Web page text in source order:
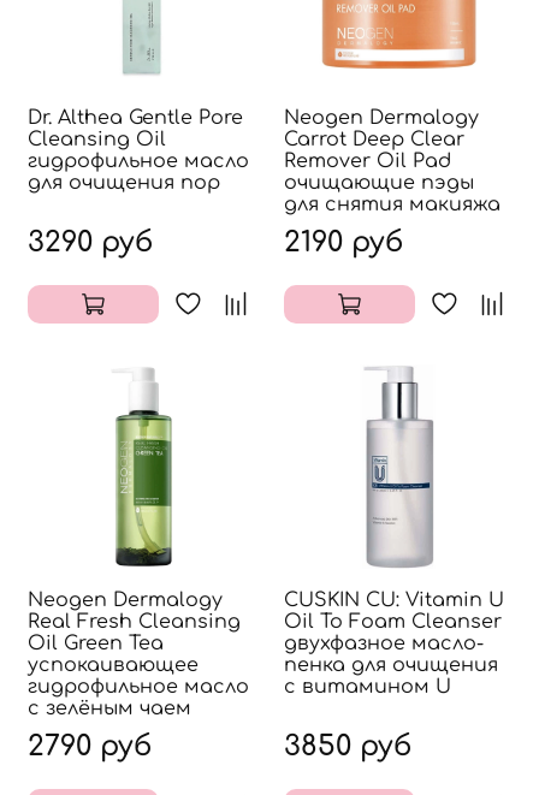
Dr. Althea Gentle Pore
Cleansing Oil
гидрофильное масло
для очищения пор
3290 руб
Neogen Dermalogy
Carrot Deep Clear
Remover Oil Pad
очищающие пэды
для снятия макияжа
2190 руб
Neogen Dermalogy
Real Fresh Cleansing
Oil Green Tea
успокаивающее
гидрофильное масло
с зелёным чаем
2790 руб
CUSKIN CU: Vitamin U
Oil To Foam Cleanser
двухфазное масло-
пенка для очищения
с витамином U
3850 руб